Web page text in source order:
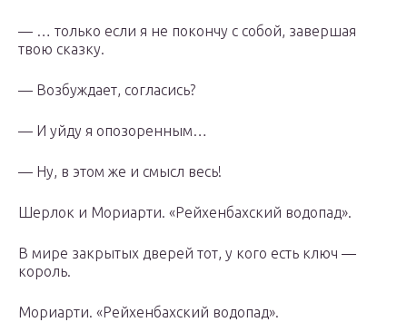
— … только если я не покончу с собой, завершая
твою сказку.
— Возбуждает, согласись?
— И уйду я опозоренным…
— Ну, в этом же и смысл весь!
Шерлок и Мориарти. «Рейхенбахский водопад».
В мире закрытых дверей тот, у кого есть ключ —
король.
Мориарти. «Рейхенбахский водопад».